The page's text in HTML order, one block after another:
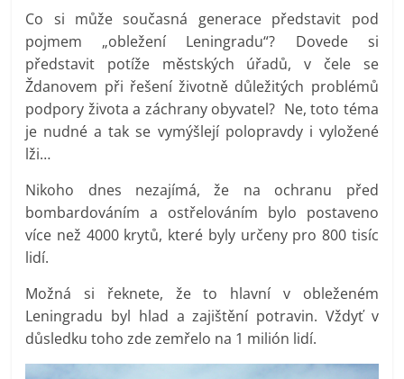
Co si může současná generace představit pod
pojmem „obležení Leningradu“? Dovede si
představit potíže městských úřadů, v čele se
Ždanovem při řešení životně důležitých problémů
podpory života a záchrany obyvatel? Ne, toto téma
je nudné a tak se vymýšlejí polopravdy i vyložené
lži…
Nikoho dnes nezajímá, že na ochranu před
bombardováním a ostřelováním bylo postaveno
více než 4000 krytů, které byly určeny pro 800 tisíc
lidí.
Možná si řeknete, že to hlavní v obleženém
Leningradu byl hlad a zajištění potravin. Vždyť v
důsledku toho zde zemřelo na 1 milión lidí.